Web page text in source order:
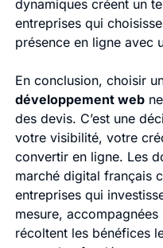
dynamiques créent un
entreprises qui
présence en ligne avec
En conclusion, choisir
développement webne
des devis. C’est une
votre visibilité, votre
convertir en ligne. Les
marché digital français
entreprises qui
mesure,
récoltent les bénéfices